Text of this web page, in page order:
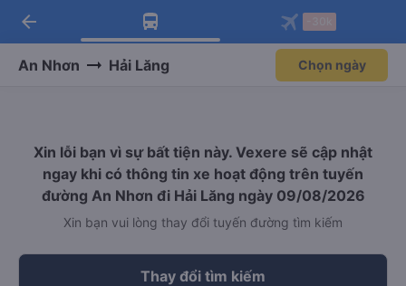
Tải app Vexere ngay!
Nhận ưu đãi thành viên độc
Mở app
Tải app Vexere
-30k/ghế khi đặt vé máy bay qua
Mở app
arrow_back
An Nhơn Hải Lăng Chọn ngày
Xin lỗi bạn vì sự bất tiện này. Vexere sẽ cập nhật
ngay khi có thông tin xe hoạt động trên tuyến
đường An Nhơn đi Hải Lăng ngày 09/08/2026
Xin bạn vui lòng thay đổi tuyến đường tìm kiếm
Thay đổi tìm kiếm